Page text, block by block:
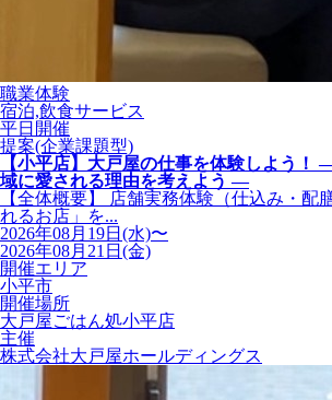
職業体験
宿泊,飲食サービス
平日開催
提案(企業課題型)
【小平店】大戸屋の仕事を体験しよう！
域に愛される理由を考えよう ―
【全体概要】 店舗実務体験（仕込み・配
れるお店」を...
2026年08月19日(水)〜
2026年08月21日(金)
開催エリア
小平市
開催場所
大戸屋ごはん処小平店
主催
株式会社大戸屋ホールディングス